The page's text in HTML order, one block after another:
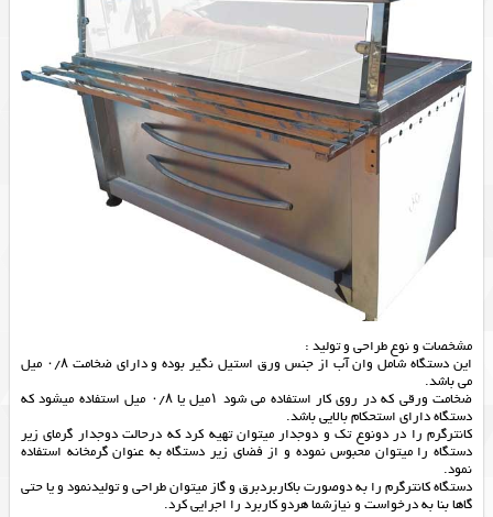
مشخصات و نوع طراحی و تولید :
این دستگاه شامل وان آب از جنس ورق استیل نگیر بوده و دارای ضخامت ۰/۸ میل
می باشد.
ضخامت ورقی که در روی کار استفاده می شود ۱میل یا ۰/۸ میل استفاده میشود که
دستگاه دارای استحکام بالایی باشد.
کانترگرم را در دونوع تک و دوجدار میتوان تهیه کرد که درحالت دوجدار گرمای زیر
دستگاه را میتوان محبوس نموده و از فضای زیر دستگاه به عنوان گرمخانه استفاده
نمود.
دستگاه کانترگرم را به دوصورت باکاربردبرق و گاز میتوان طراحی و تولیدنمود و یا حتی
گاها بنا به درخواست و نیازشما هردو کاربرد را اجرایی کرد.